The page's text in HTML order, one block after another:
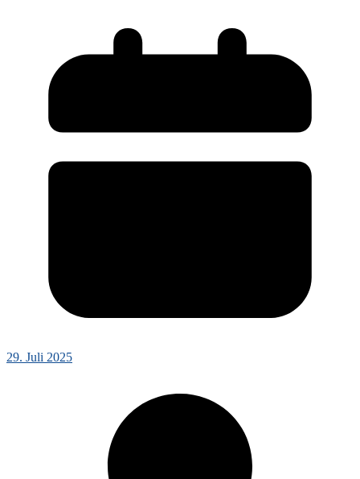
29. Juli 2025